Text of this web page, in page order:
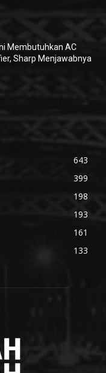
Membutuhkan AC
Sharp Menjawabnya
643
399
198
193
161
133